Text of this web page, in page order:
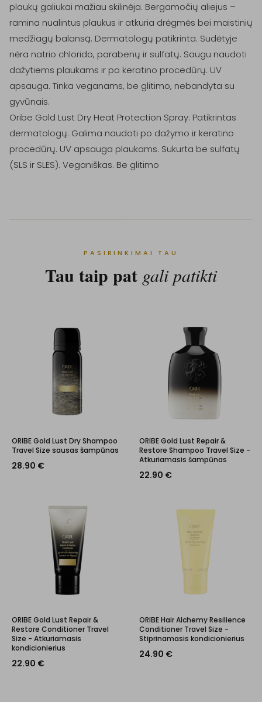
plaukų galiukai mažiau skilinėja. Bergamočių aliejus –
ramina nualintus plaukus ir atkuria drėgmės bei maistinių
medžiagų balansą. Dermatologų patikrinta. Sudėtyje
nėra natrio chlorido, parabenų ir sulfatų. Saugu naudoti
dažytiems plaukams ir po keratino procedūrų. UV
apsauga. Tinka veganams, be glitimo, nebandyta su
gyvūnais.
Oribe Gold Lust Dry Heat Protection Spray: Patikrintas
dermatologų. Galima naudoti po dažymo ir keratino
procedūrų. UV apsauga plaukams. Sukurta be sulfatų
(SLS ir SLES). Veganiškas. Be glitimo
PASIRINKIMAI TAU
Tau taip pat gali patikti
ORIBE Gold Lust Dry Shampoo
Travel Size sausas šampūnas
28.90 €
ORIBE Gold Lust Repair &
Restore Shampoo Travel Size -
Atkuriamasis šampūnas
22.90 €
ORIBE Gold Lust Repair &
Restore Conditioner Travel
Size - Atkuriamasis
kondicionierius
22.90 €
ORIBE Hair Alchemy Resilience
Conditioner Travel Size -
Stiprinamasis kondicionierius
24.90 €